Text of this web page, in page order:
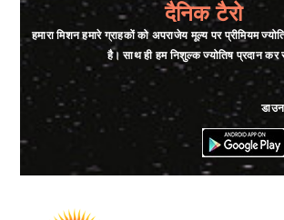
K ★★★★★
Saturday, 29 July 2023
S ★★★★★
Saturday, 29 July 2023
K
दैनिक टैरो
हमारा मिशन हमारे ग्राहकों को अपराजेय मूल्य पर प्रीमियम
है। साथ ही हम निशुल्क ज्योतिष प्रदान कर